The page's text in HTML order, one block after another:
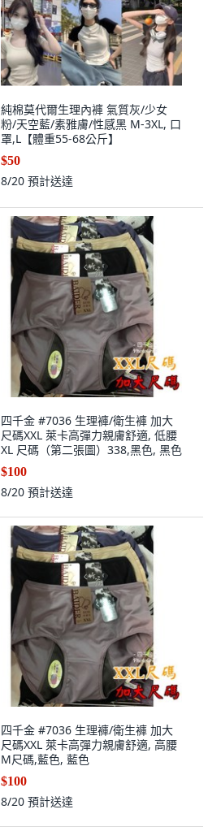
純棉莫代爾生理內褲 氣質灰/少女
粉/天空藍/素雅膚/性感黑 M-3XL, 口
罩,L【體重55-68公斤】
$50
8/20 預計送達
四千金 #7036 生理褲/衛生褲 加大
尺碼XXL 萊卡高彈力親膚舒適, 低腰
XL 尺碼（第二張圖）338,黑色, 黑色
$100
8/20 預計送達
四千金 #7036 生理褲/衛生褲 加大
尺碼XXL 萊卡高彈力親膚舒適, 高腰
M尺碼,藍色, 藍色
$100
8/20 預計送達